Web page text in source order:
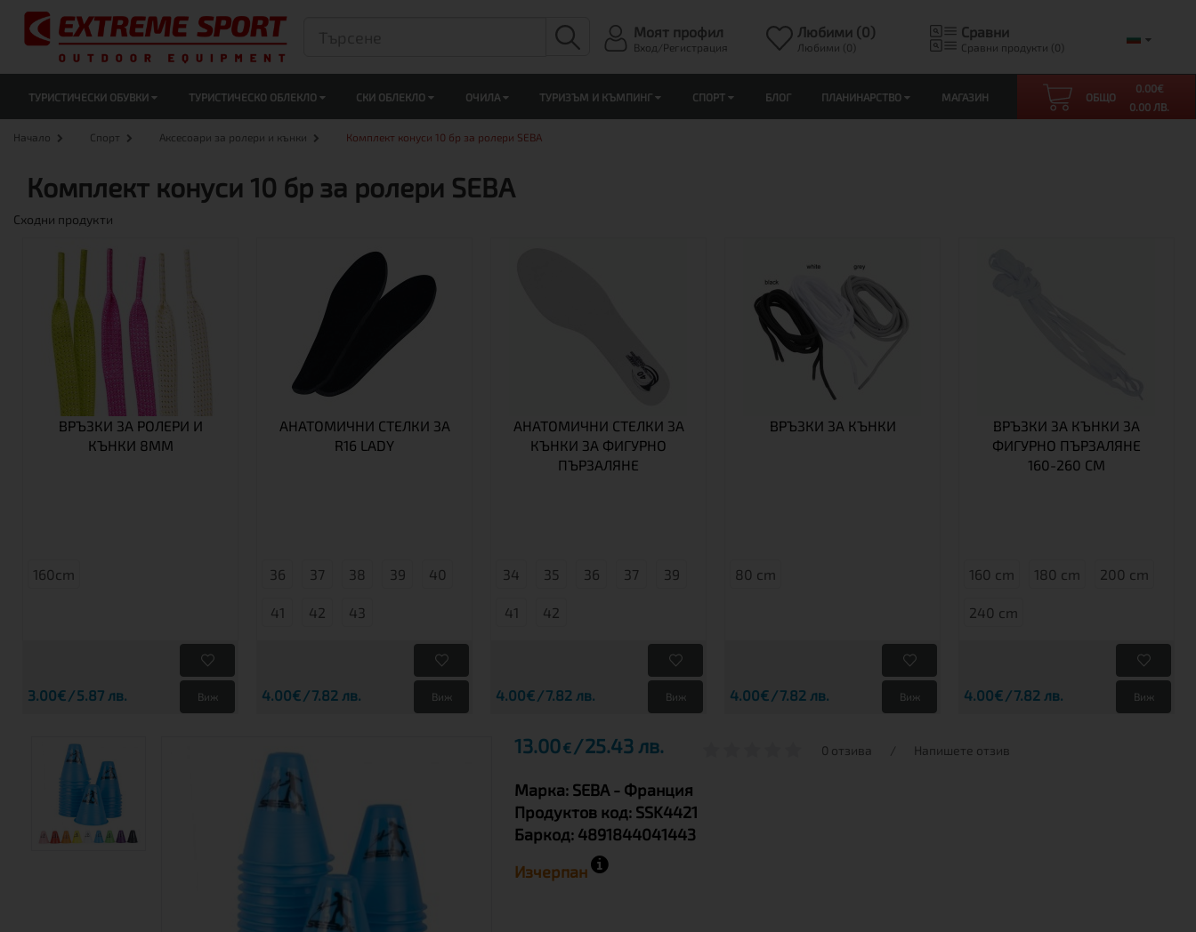
Моят профил
Вход/Регистрация
Любими (0)
Любими (0)
Сравни
Сравни продукти (0)
ТУРИСТИЧЕСКИ ОБУВКИ ТУРИСТИЧЕСКО ОБЛЕКЛО СКИ ОБЛЕКЛО ОЧИЛА ТУРИЗЪМ И КЪМПИНГ СПОРТ БЛОГ ПЛАНИНАРСТВО МАГАЗИН ОБЩО
0.00€
0.00 ЛВ.
Начало Спорт Аксесоари за ролери и кънки Комплект конуси 10 бр за ролери SEBA
Комплект конуси 10 бр за ролери SEBA
Сходни продукти
ВРЪЗКИ ЗА РОЛЕРИ И
КЪНКИ 8MM
160cm
3.00€ 5.87 лв. Виж
АНАТОМИЧНИ СТЕЛКИ ЗА
R16 LADY
36 37 38 39 40
41 42 43
4.00€ 7.82 лв. Виж
АНАТОМИЧНИ СТЕЛКИ ЗА
КЪНКИ ЗА ФИГУРНО
ПЪРЗАЛЯНЕ
34 35 36 37 39
41 42
4.00€ 7.82 лв. Виж
ВРЪЗКИ ЗА КЪНКИ
80 cm
4.00€ 7.82 лв. Виж
ВРЪЗКИ ЗА КЪНКИ ЗА
ФИГУРНО ПЪРЗАЛЯНЕ
160-260 CM
160 cm 180 cm 200 cm
240 cm
4.00€ 7.82 лв. Виж
13.00€ 25.43 лв. 0 отзива / Напишете отзив
Марка: SEBA - Франция
Продуктов код: SSK4421
Баркод: 4891844041443
Изчерпан